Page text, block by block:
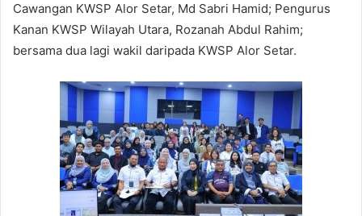
Cawangan KWSP Alor Setar, Md Sabri Hamid; Pengurus
Kanan KWSP Wilayah Utara, Rozanah Abdul Rahim;
bersama dua lagi wakil daripada KWSP Alor Setar.